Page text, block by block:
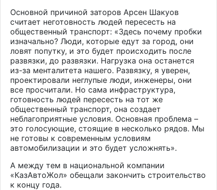
Основной причиной заторов Арсен Шакуов
считает неготовность людей пересесть на
общественный транспорт: «Здесь почему пробки
изначально? Люди, которые едут за город, они
ловят попутку, и это будет происходить после
развязки, до развязки. Нагрузка она останется
из-за менталитета нашего. Развязку, я уверен,
проектировали неглупые люди, инженеры, они
все просчитали. Но сама инфраструктура,
готовность людей пересесть на тот же
общественный транспорт, она создает
неблагоприятные условия. Основная проблема –
это голосующие, стоящие в несколько рядов. Мы
не готовы к современным условиям
автомобилизации и это будет усложнять».
А между тем в национальной компании
«КазАвтоЖол» обещали закончить строительство
к концу года.